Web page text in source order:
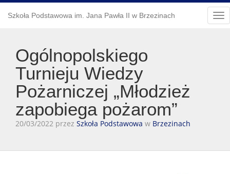
Szkoła Podstawowa im. Jana Pawła II w Brzezinach
Ogólnopolskiego
Turnieju Wiedzy
Pożarniczej „Młodzież
zapobiega pożarom”
20/03/2022 przez Szkoła Podstawowa w Brzezinach